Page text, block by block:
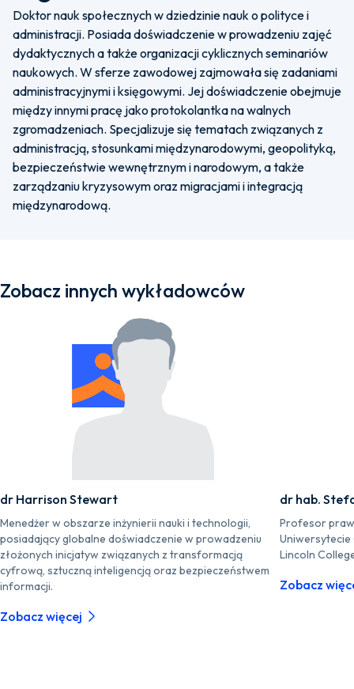
Doktor nauk społecznych w dziedzinie nauk o polityce i
administracji. Posiada doświadczenie w prowadzeniu zajęć
dydaktycznych a także organizacji cyklicznych seminariów
naukowych. W sferze zawodowej zajmowała się zadaniami
administracyjnymi i księgowymi. Jej doświadczenie obejmuje
między innymi pracę jako protokolantka na walnych
zgromadzeniach. Specjalizuje się tematach związanych z
administracją, stosunkami międzynarodowymi, geopolityką,
bezpieczeństwie wewnętrznym i narodowym, a także
zarządzaniu kryzysowym oraz migracjami i integracją
międzynarodową.
Zobacz innych wykładowców
dr Harrison Stewart
Menedżer w obszarze inżynierii nauki i technologii,
posiadający globalne doświadczenie w prowadzeniu
złożonych inicjatyw związanych z transformacją
cyfrową, sztuczną inteligencją oraz bezpieczeństwem
informacji.
Zobacz więcej
dr hab.
Profesor
Lincoln
Zobacz